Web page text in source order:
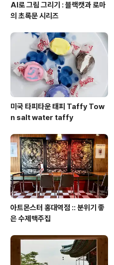
AI로 그림 그리기 : 블랙캣과 로마
의 초록문 시리즈
미국 타피타운 태피 Taffy Tow
n salt water taffy
아트몬스터 홍대역점 :: 분위기 좋
은 수제맥주집